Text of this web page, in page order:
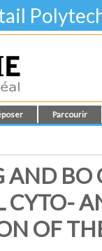
Parcourir
BO
CYTO-
OF